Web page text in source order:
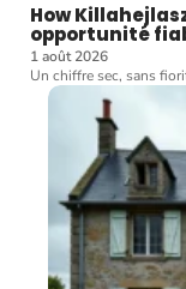
How
opportunité
1 août 2026
Un chiffre sec, sans